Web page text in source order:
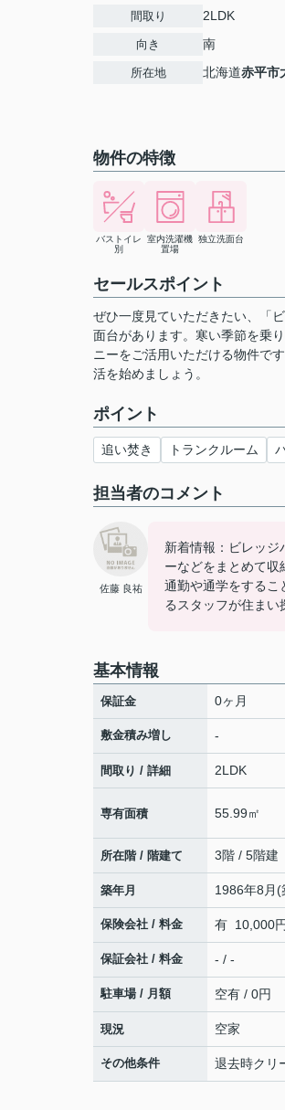
間取り 2LDK
向き 南
所在地 北海道赤平市
物件の特徴
バストイレ
別
室内洗濯機
置場
独立洗面台
セールスポイント
ぜひ一度見ていただきたい、「
面台があります。寒い季節を乗
ニーをご活用いただける物件で
活を始めましょう。
ポイント
追い焚き トランクルーム
担当者のコメント
佐藤 良祐
新着情報：ビレッ
ーなどをまとめて収
通勤や通学をするこ
るスタッフが住まい
基本情報
保証金 0ヶ月
敷金積み増し -
間取り / 詳細 2LDK
専有面積 55.99㎡
所在階 / 階建て 3階 / 5階建
築年月 1986年8月(
保険会社 / 料金 有 10,000
保証会社 / 料金 - / -
駐車場 / 月額 空有 / 0円
現況 空家
その他条件 退去時クリ